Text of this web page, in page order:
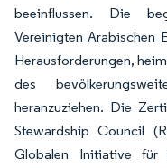
beeinflussen. Die
Vereinigten Arabischen
Herausforderungen,
des
heranzuziehen. Die
Stewardship Council
Globalen Initiative für